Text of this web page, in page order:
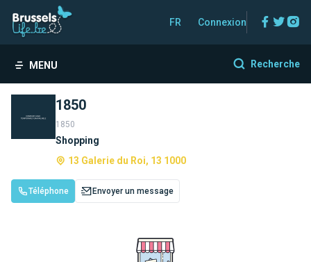
FR Connexion
MENU Recherche
1850
1850
Shopping
13 Galerie du Roi, 13 1000
Téléphone Envoyer un message